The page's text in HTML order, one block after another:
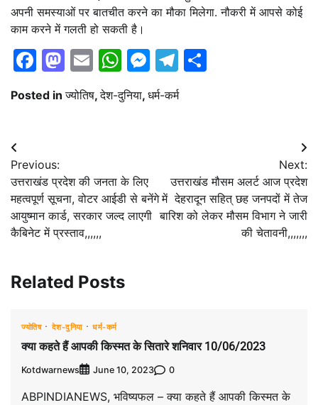
अपनी समस्याओं पर बातचीत करने का मौका मिलेगा. नौकरी में आपसे कोई
काम करने में गलती हो सकती है।
Facebook
Mastodon
EmailWhatsApp
Messenger
Telegram
Posted inज्योतिष,देश-दुनिया, धर्म-कर्म
Post
navigation
Previous:
उत्तराखंड प्रदेश की जनता के लिए
महत्वपूर्ण सूचना, वोटर आईडी से बनेंगे
आयुष्मान कार्ड, सरकार जल्द लाएगी
कैबिनेट में प्रस्ताव,,,,,,
Next:
उत्तराखंड मौसम अलर्ट आज प्रदेश
में देहरादून सहित् छह जनपदों में तेज
बारिश को लेकर मौसम विभाग ने जारी
की चेतावनी,,,,,,,
Related Posts
ज्योतिष देश-दुनिया धर्म-कर्म
क्या कहते हैं आपकी किस्मत के सितारे शनिवार 10/06/2023
Kotdwarnews June 10, 2023 0
ABPINDIANEWS, भविष्यफल – क्या कहते हैं आपकी किस्मत के